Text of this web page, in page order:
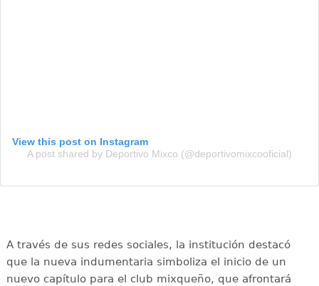
View this post on Instagram
A post shared by Deportivo Mixco (@deportivomixcooficial)
A través de sus redes sociales, la institución destacó
que la nueva indumentaria simboliza el inicio de un
nuevo capítulo para el club mixqueño, que afrontará